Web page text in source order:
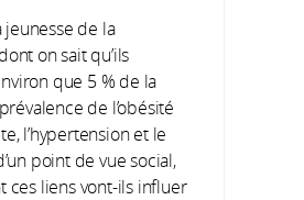
de la
on sait qu’ils
que 5 % de la
de l’obésité
l’hypertension et le
point de vue social,
ces liens vont-ils influer